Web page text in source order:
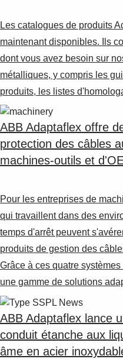
Suggestions
Products
Shopping list preview
Les catalogues de produits
maintenant disponibles. Ils
dont vous avez besoin sur
métalliques, y compris les
produits, les listes
ABB Adaptaflex offre
protection des câbles
machines-outils et
Pour les entreprises de
qui travaillent dans des
temps d'arrêt peuvent
produits de gestion des
Grâce à ces quatre
une gamme de solutions
ABB Adaptaflex lance
conduit étanche aux
âme en acier